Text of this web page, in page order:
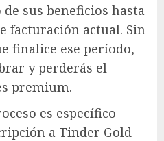
sus beneficios hasta
facturación actual. Sin
finalice ese período,
y perderás el
premium.
es específico
a Tinder Gold